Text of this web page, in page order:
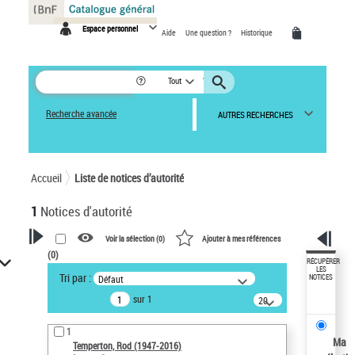
Espace personnel Aide Une question ? Historique
Tout
Recherche avancée AUTRES RECHERCHES
Accueil Liste de notices d’autorité
1 Notices d'autorité
VOTRE RECHERCHE
Recherche avancée dans les
notices d’autorité
Œuvres liées à l'auteur :
Temperton, Rod (1947-2016)
Voir la sélection (0) Ajouter à mes références
(0)
Tri par : Défaut
sur 1
20
résultats/page
1
Temperton, Rod (1947-2016)
RÉCUPÉRER
LES
NOTICES
Ma
Panneau de gestion des cookies